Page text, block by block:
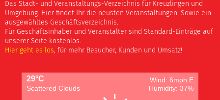
Das Stadt- und Veranstaltungs-Verzeichnis für Kreuzlingen und
Umgebung. Hier findet Ihr die neusten Veranstaltungen. Sowie ein
ausgewähltes Geschäftsverzeichnis.
Für Geschäftsinhaber und Veranstalter sind Standard-Einträge auf
unserer Seite kostenlos.
Hier geht es los, für mehr Besucher, Kunden und Umsatz!
29°C
Wind: 6mph E
Scattered Clouds
Humidity: 37%